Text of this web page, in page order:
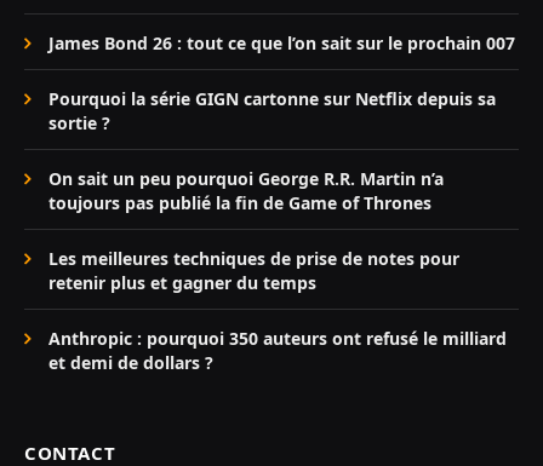
James Bond 26 : tout ce que l’on sait sur le prochain 007
Pourquoi la série GIGN cartonne sur Netflix depuis sa
sortie ?
On sait un peu pourquoi George R.R. Martin n’a
toujours pas publié la fin de Game of Thrones
Les meilleures techniques de prise de notes pour
retenir plus et gagner du temps
Anthropic : pourquoi 350 auteurs ont refusé le milliard
et demi de dollars ?
CONTACT